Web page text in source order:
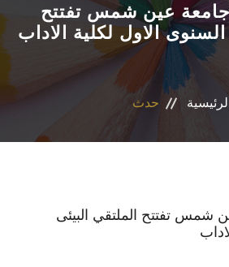
القطاعات
طلاب الكلية
عين شمس تفتتح
السنوى الاول لكلية الاداب
الرئيسية حدث
شمس تفتتح الملتقي البيئى